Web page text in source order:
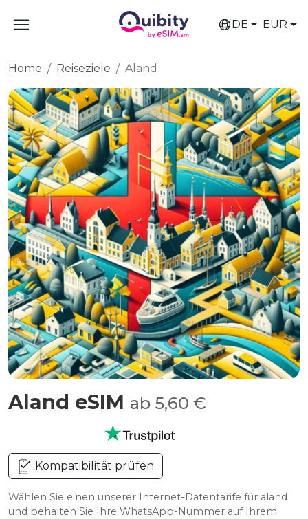
DE EUR
Home Reiseziele Aland
Aland eSIM ab 5,60 €
Kompatibilität prüfen
Wählen Sie einen unserer Internet-Datentarife für aland
und behalten Sie Ihre WhatsApp-Nummer auf Ihrem